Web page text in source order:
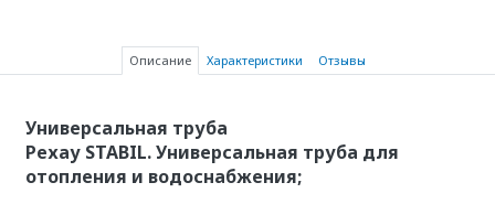
Описание Характеристики Отзывы
Универсальная труба
Рехау STABIL. Универсальная труба для
отопления и водоснабжения;